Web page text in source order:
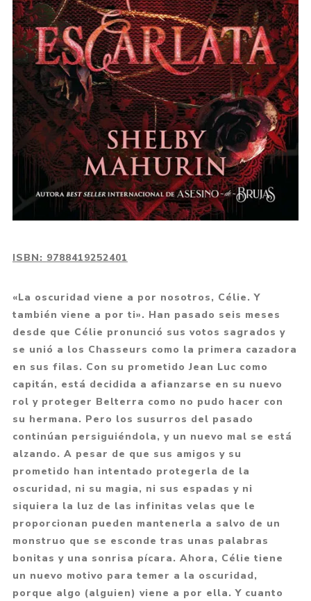
ISBN: 9788419252401
«La oscuridad viene a por nosotros, Célie. Y
también viene a por ti». Han pasado seis meses
desde que Célie pronunció sus votos sagrados y
se unió a los Chasseurs como la primera cazadora
en sus filas. Con su prometido Jean Luc como
capitán, está decidida a afianzarse en su nuevo
rol y proteger Belterra como no pudo hacer con
su hermana. Pero los susurros del pasado
continúan persiguiéndola, y un nuevo mal se está
alzando. A pesar de que sus amigos y su
prometido han intentado protegerla de la
oscuridad, ni su magia, ni sus espadas y ni
siquiera la luz de las infinitas velas que le
proporcionan pueden mantenerla a salvo de un
monstruo que se esconde tras unas palabras
bonitas y una sonrisa pícara. Ahora, Célie tiene
un nuevo motivo para temer a la oscuridad,
porque algo (alguien) viene a por ella. Y cuanto